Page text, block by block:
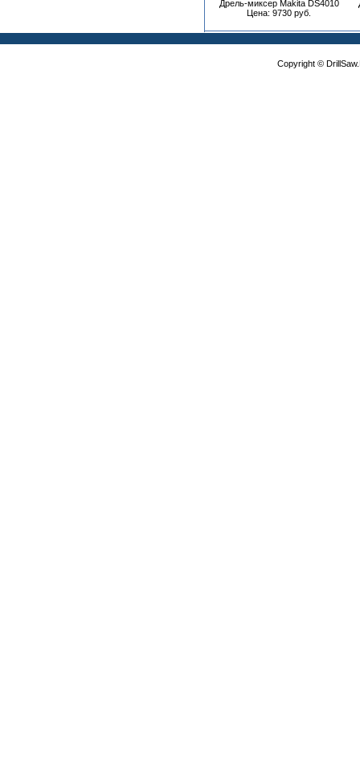
Дрель-миксер Makita DS4010
Цена: 9730 руб.
Copyright ©